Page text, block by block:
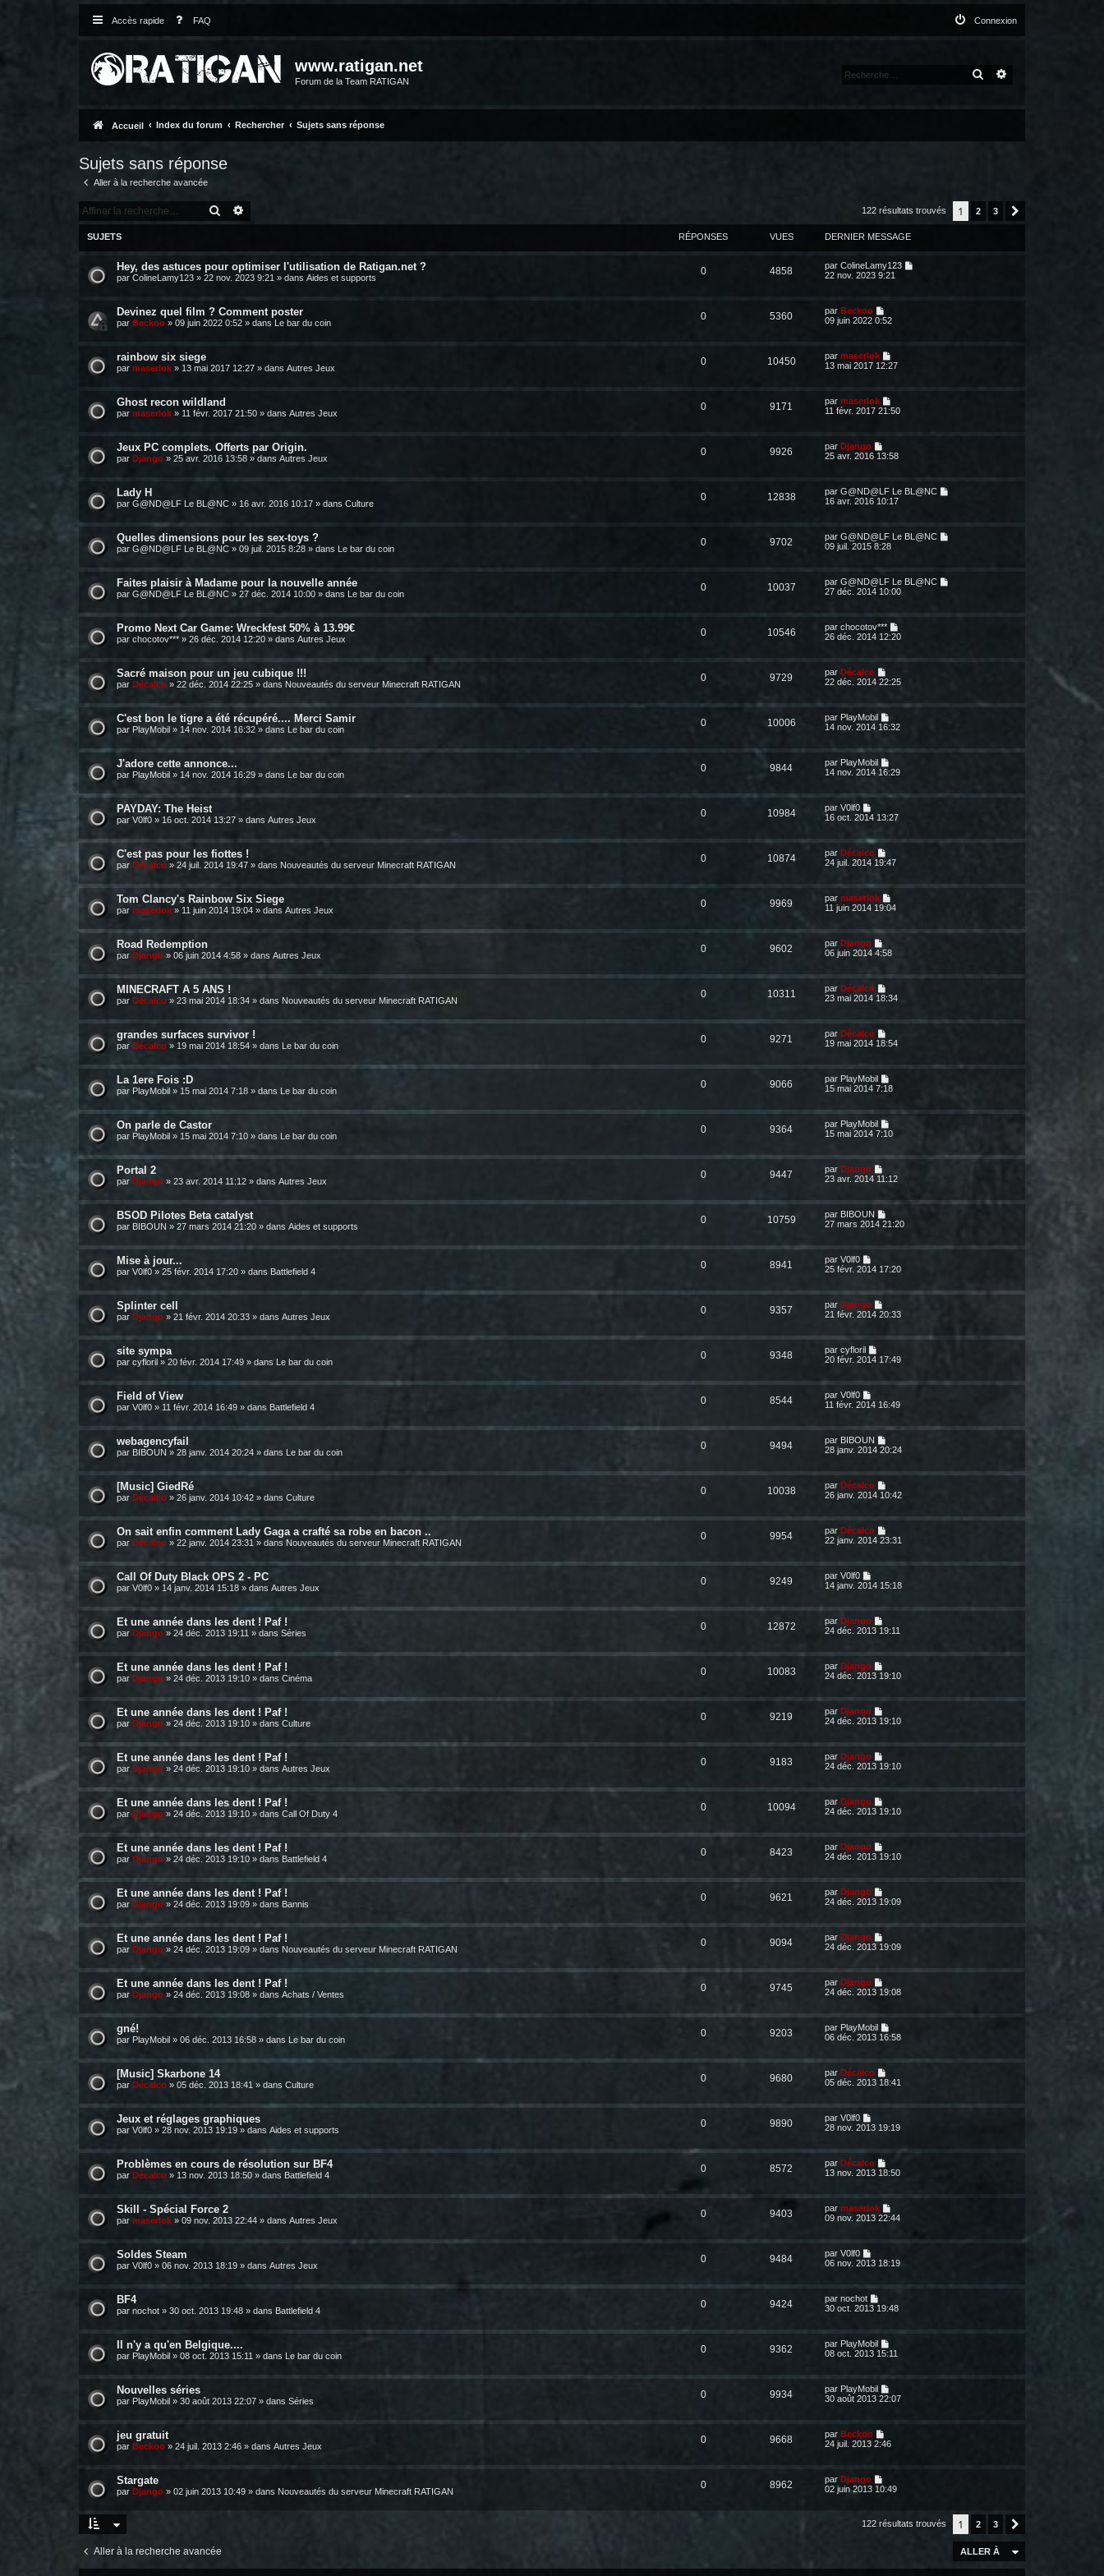
Accès rapide FAQ Connexion
www.ratigan.net
Forum de la Team RATIGAN
RECHERCHER
Accueil Index du forum Rechercher Sujets sans réponse
Sujets sans réponse
Aller à la recherche avancée
RECHERCHER 122 résultats trouvés 1 2 3
SUJETS RÉPONSES VUES DERNIER MESSAGE
Hey, des astuces pour optimiser l'utilisation de Ratigan.net ?
par ColineLamy123 » 22 nov. 2023 9:21 » dans Aides et supports
0 4858 par ColineLamy123
22 nov. 2023 9:21
Devinez quel film ? Comment poster
par Beckoo » 09 juin 2022 0:52 » dans Le bar du coin
0 5360 par Beckoo
09 juin 2022 0:52
rainbow six siege
par maserlok » 13 mai 2017 12:27 » dans Autres Jeux
0 10450 par maserlok
13 mai 2017 12:27
Ghost recon wildland
par maserlok » 11 févr. 2017 21:50 » dans Autres Jeux
0 9171 par maserlok
11 févr. 2017 21:50
Jeux PC complets. Offerts par Origin.
par Django » 25 avr. 2016 13:58 » dans Autres Jeux
0 9926 par Django
25 avr. 2016 13:58
Lady H
par G@ND@LF Le BL@NC » 16 avr. 2016 10:17 » dans Culture
0 12838 par G@ND@LF Le BL@NC
16 avr. 2016 10:17
Quelles dimensions pour les sex-toys ?
par G@ND@LF Le BL@NC » 09 juil. 2015 8:28 » dans Le bar du coin
0 9702 par G@ND@LF Le BL@NC
09 juil. 2015 8:28
Faites plaisir à Madame pour la nouvelle année
par G@ND@LF Le BL@NC » 27 déc. 2014 10:00 » dans Le bar du coin
0 10037 par G@ND@LF Le BL@NC
27 déc. 2014 10:00
Promo Next Car Game: Wreckfest 50% à 13.99€
par chocotov*** » 26 déc. 2014 12:20 » dans Autres Jeux
0 10546 par chocotov***
26 déc. 2014 12:20
Sacré maison pour un jeu cubique !!!
par Décalco » 22 déc. 2014 22:25 » dans Nouveautés du serveur Minecraft RATIGAN
0 9729 par Décalco
22 déc. 2014 22:25
C'est bon le tigre a été récupéré.... Merci Samir
par PlayMobil » 14 nov. 2014 16:32 » dans Le bar du coin
0 10006 par PlayMobil
14 nov. 2014 16:32
J'adore cette annonce...
par PlayMobil » 14 nov. 2014 16:29 » dans Le bar du coin
0 9844 par PlayMobil
14 nov. 2014 16:29
PAYDAY: The Heist
par V0lf0 » 16 oct. 2014 13:27 » dans Autres Jeux
0 10984 par V0lf0
16 oct. 2014 13:27
C'est pas pour les fiottes !
par Décalco » 24 juil. 2014 19:47 » dans Nouveautés du serveur Minecraft RATIGAN
0 10874 par Décalco
24 juil. 2014 19:47
Tom Clancy's Rainbow Six Siege
par maserlok » 11 juin 2014 19:04 » dans Autres Jeux
0 9969 par maserlok
11 juin 2014 19:04
Road Redemption
par Django » 06 juin 2014 4:58 » dans Autres Jeux
0 9602 par Django
06 juin 2014 4:58
MINECRAFT A 5 ANS !
par Décalco » 23 mai 2014 18:34 » dans Nouveautés du serveur Minecraft RATIGAN
0 10311 par Décalco
23 mai 2014 18:34
grandes surfaces survivor !
par Décalco » 19 mai 2014 18:54 » dans Le bar du coin
0 9271 par Décalco
19 mai 2014 18:54
La 1ere Fois :D
par PlayMobil » 15 mai 2014 7:18 » dans Le bar du coin
0 9066 par PlayMobil
15 mai 2014 7:18
On parle de Castor
par PlayMobil » 15 mai 2014 7:10 » dans Le bar du coin
0 9364 par PlayMobil
15 mai 2014 7:10
Portal 2
par Django » 23 avr. 2014 11:12 » dans Autres Jeux
0 9447 par Django
23 avr. 2014 11:12
BSOD Pilotes Beta catalyst
par BIBOUN » 27 mars 2014 21:20 » dans Aides et supports
0 10759 par BIBOUN
27 mars 2014 21:20
Mise à jour...
par V0lf0 » 25 févr. 2014 17:20 » dans Battlefield 4
0 8941 par V0lf0
25 févr. 2014 17:20
Splinter cell
par Django » 21 févr. 2014 20:33 » dans Autres Jeux
0 9357 par Django
21 févr. 2014 20:33
site sympa
par cyfloril » 20 févr. 2014 17:49 » dans Le bar du coin
0 9348 par cyfloril
20 févr. 2014 17:49
Field of View
par V0lf0 » 11 févr. 2014 16:49 » dans Battlefield 4
0 8544 par V0lf0
11 févr. 2014 16:49
webagencyfail
par BIBOUN » 28 janv. 2014 20:24 » dans Le bar du coin
0 9494 par BIBOUN
28 janv. 2014 20:24
[Music] GiedRé
par Décalco » 26 janv. 2014 10:42 » dans Culture
0 10038 par Décalco
26 janv. 2014 10:42
On sait enfin comment Lady Gaga a crafté sa robe en bacon ..
par Décalco » 22 janv. 2014 23:31 » dans Nouveautés du serveur Minecraft RATIGAN
0 9954 par Décalco
22 janv. 2014 23:31
Call Of Duty Black OPS 2 - PC
par V0lf0 » 14 janv. 2014 15:18 » dans Autres Jeux
0 9249 par V0lf0
14 janv. 2014 15:18
Et une année dans les dent ! Paf !
par Django » 24 déc. 2013 19:11 » dans Séries
0 12872 par Django
24 déc. 2013 19:11
Et une année dans les dent ! Paf !
par Django » 24 déc. 2013 19:10 » dans Cinéma
0 10083 par Django
24 déc. 2013 19:10
Et une année dans les dent ! Paf !
par Django » 24 déc. 2013 19:10 » dans Culture
0 9219 par Django
24 déc. 2013 19:10
Et une année dans les dent ! Paf !
par Django » 24 déc. 2013 19:10 » dans Autres Jeux
0 9183 par Django
24 déc. 2013 19:10
Et une année dans les dent ! Paf !
par Django » 24 déc. 2013 19:10 » dans Call Of Duty 4
0 10094 par Django
24 déc. 2013 19:10
Et une année dans les dent ! Paf !
par Django » 24 déc. 2013 19:10 » dans Battlefield 4
0 8423 par Django
24 déc. 2013 19:10
Et une année dans les dent ! Paf !
par Django » 24 déc. 2013 19:09 » dans Bannis
0 9621 par Django
24 déc. 2013 19:09
Et une année dans les dent ! Paf !
par Django » 24 déc. 2013 19:09 » dans Nouveautés du serveur Minecraft RATIGAN
0 9094 par Django
24 déc. 2013 19:09
Et une année dans les dent ! Paf !
par Django » 24 déc. 2013 19:08 » dans Achats / Ventes
0 9745 par Django
24 déc. 2013 19:08
gné!
par PlayMobil » 06 déc. 2013 16:58 » dans Le bar du coin
0 9203 par PlayMobil
06 déc. 2013 16:58
[Music] Skarbone 14
par Décalco » 05 déc. 2013 18:41 » dans Culture
0 9680 par Décalco
05 déc. 2013 18:41
Jeux et réglages graphiques
par V0lf0 » 28 nov. 2013 19:19 » dans Aides et supports
0 9890 par V0lf0
28 nov. 2013 19:19
Problèmes en cours de résolution sur BF4
par Décalco » 13 nov. 2013 18:50 » dans Battlefield 4
0 8572 par Décalco
13 nov. 2013 18:50
Skill - Spécial Force 2
par maserlok » 09 nov. 2013 22:44 » dans Autres Jeux
0 9403 par maserlok
09 nov. 2013 22:44
Soldes Steam
par V0lf0 » 06 nov. 2013 18:19 » dans Autres Jeux
0 9484 par V0lf0
06 nov. 2013 18:19
BF4
par nochot » 30 oct. 2013 19:48 » dans Battlefield 4
0 9424 par nochot
30 oct. 2013 19:48
Il n'y a qu'en Belgique....
par PlayMobil » 08 oct. 2013 15:11 » dans Le bar du coin
0 9362 par PlayMobil
08 oct. 2013 15:11
Nouvelles séries
par PlayMobil » 30 août 2013 22:07 » dans Séries
0 9934 par PlayMobil
30 août 2013 22:07
jeu gratuit
par Beckoo » 24 juil. 2013 2:46 » dans Autres Jeux
0 9668 par Beckoo
24 juil. 2013 2:46
Stargate
par Django » 02 juin 2013 10:49 » dans Nouveautés du serveur Minecraft RATIGAN
0 8962 par Django
02 juin 2013 10:49
122 résultats trouvés 1 2 3
Aller à la recherche avancée ALLER À